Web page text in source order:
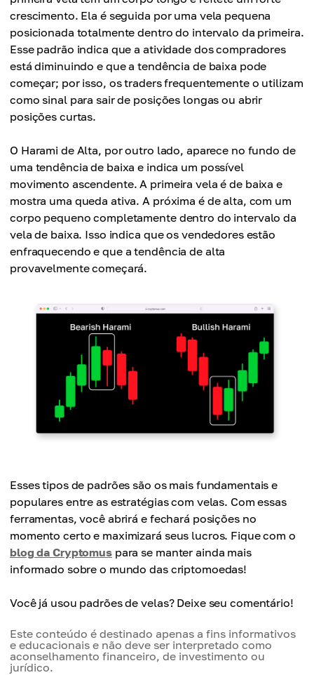
crescimento. Ela é seguida por uma vela pequena
posicionada totalmente dentro do intervalo da primeira.
Esse padrão indica que a atividade dos compradores
está diminuindo e que a tendência de baixa pode
começar; por isso, os traders frequentemente o utilizam
como sinal para sair de posições longas ou abrir
posições curtas.
O Harami de Alta, por outro lado, aparece no fundo de
uma tendência de baixa e indica um possível
movimento ascendente. A primeira vela é de baixa e
mostra uma queda ativa. A próxima é de alta, com um
corpo pequeno completamente dentro do intervalo da
vela de baixa. Isso indica que os vendedores estão
enfraquecendo e que a tendência de alta
provavelmente começará.
Esses tipos de padrões são os mais fundamentais e
populares entre as estratégias com velas. Com essas
ferramentas, você abrirá e fechará posições no
momento certo e maximizará seus lucros. Fique com o
blog da Cryptomuspara se manter ainda mais
informado sobre o mundo das criptomoedas!
Você já usou padrões de velas? Deixe seu comentário!
Este conteúdo é destinado apenas a fins informativos
e educacionais e não deve ser interpretado como
aconselhamento financeiro, de investimento ou
jurídico.